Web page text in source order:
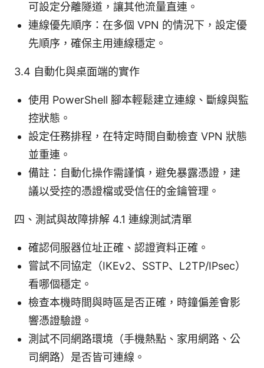
可設定分離隧道，讓其他流量直連。
連線優先順序：在多個 VPN 的情況下，設定優
先順序，確保主用連線穩定。
3.4 自動化與桌面端的實作
使用 PowerShell 腳本輕鬆建立連線、斷線與監
控狀態。
設定任務排程，在特定時間自動檢查 VPN 狀態
並重連。
備註：自動化操作需謹慎，避免暴露憑證，建
議以受控的憑證檔或受信任的金鑰管理。
四、測試與故障排解 4.1 連線測試清單
確認伺服器位址正確、認證資料正確。
嘗試不同協定（IKEv2、SSTP、L2TP/IPsec）
看哪個穩定。
檢查本機時間與時區是否正確，時鐘偏差會影
響憑證驗證。
測試不同網路環境（手機熱點、家用網路、公
司網路）是否皆可連線。